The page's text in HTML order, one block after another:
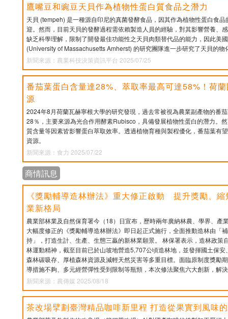
鷹嘴豆和豌豆天貝作為植物性蛋白質食品之潛力
天貝 (tempeh) 是一種源自印尼的真菌發酵食品，因其作為植物性蛋白食
迎。然而，目前天貝的發酵過程需依賴製造人員的經驗，對其影響營養、
缺乏科學理解，限制了開發最佳功能性之天貝肉類替代品的能力，因此美
(University of Massachusetts Amherst) 的研究團隊進一步研究了天貝的物
新聞來源：農業科技決策資訊平台 2025/07/25
番茄葉蛋白含量達28%、萃取率最高可達58%！荷
源
2024年8月荷蘭瓦赫寧根大學的研究發現，過去常被視為農業副產物的番
28％，主要來源為光合作用酵素Rubisco，具備發展植物性蛋白的潛力。
質含量等因素皆影響蛋白萃取效率。透過植物育種與製程優化，番茄葉有
資源。
新聞來源：食力 2025/07/22
商情訊息
《獎勵輔導造林辦法》重大修正啟動 提升獎勵、
業新格局
農業部林業及自然保育署今（18）日宣布，歷時兩年廣納林農、學界、產
大幅度修正的《獎勵輔導造林辦法》即日起正式施行，全面推動造林由「
持」，打造生計、生產、生態三贏的新林業願景。 林保署表示，造林政策
林運動精神，截至目前已於山坡地營造5,707公頃造林地，並發揮國土保
森林碳吸存、厚植森林資源及減輕天然災害等多重目標。面臨原制度獎勵
導措施不夠、多元經營彈性受到限制等瓶頸，本次修法聚焦六大創新，解
新聞來源：農傳媒 2025/08/18
茶改場擘劃臺灣精品咖啡新里程 打造從果實到風味